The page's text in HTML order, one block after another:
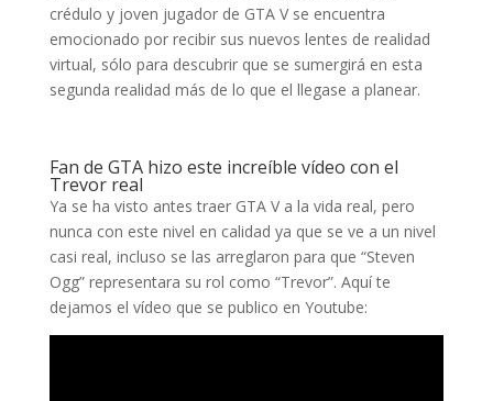
crédulo y joven jugador de GTA V se encuentra
emocionado por recibir sus nuevos lentes de realidad
virtual, sólo para descubrir que se sumergirá en esta
segunda realidad más de lo que el llegase a planear.
Fan de GTA hizo este increíble vídeo con el
Trevor real
Ya se ha visto antes traer GTA V a la vida real, pero
nunca con este nivel en calidad ya que se ve a un nivel
casi real, incluso se las arreglaron para que “Steven
Ogg” representara su rol como “Trevor”. Aquí te
dejamos el vídeo que se publico en Youtube: